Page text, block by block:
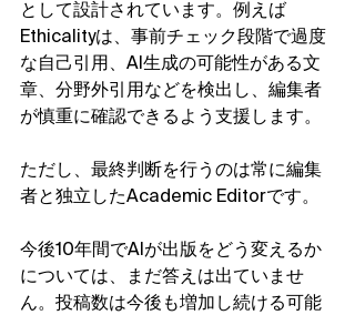
として設計されています。例えば
Ethicalityは、事前チェック段階で過度
な自己引用、AI生成の可能性がある文
章、分野外引用などを検出し、編集者
が慎重に確認できるよう支援します。
ただし、最終判断を行うのは常に編集
者と独立したAcademic Editorです。
今後10年間でAIが出版をどう変えるか
については、まだ答えは出ていませ
ん。投稿数は今後も増加し続ける可能